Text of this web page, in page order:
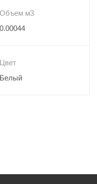
естественным
4,7 МОм).
Объем м3
0.00044
Цвет
Белый